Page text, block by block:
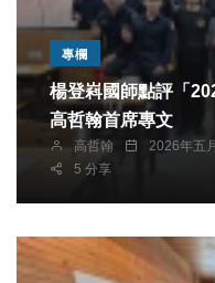
專欄
楊登嵙國師點評「
高哲翰首席專文
高哲翰 2026年五
5 分享